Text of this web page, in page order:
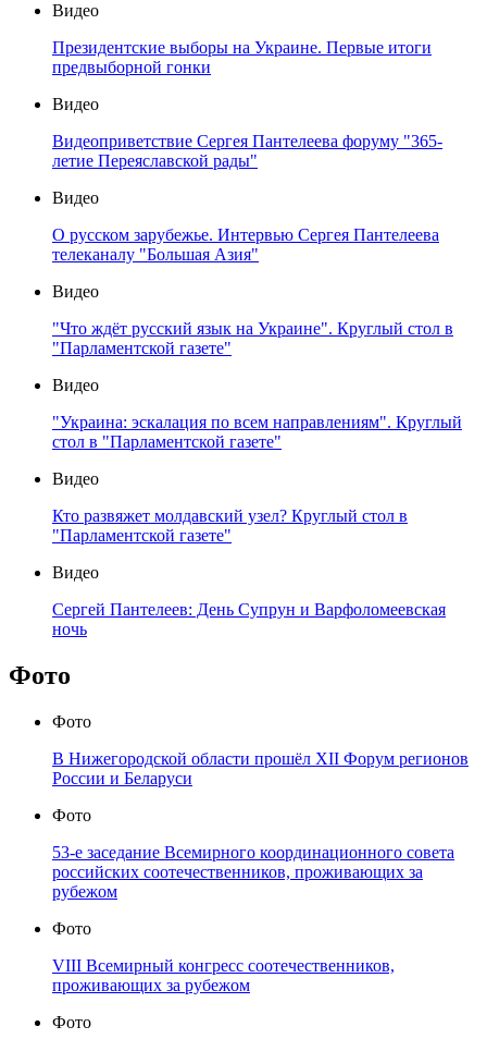
Видео
Президентские выборы на Украине. Первые итоги
предвыборной гонки
Видео
Видеоприветствие Сергея Пантелеева форуму "365-
летие Переяславской рады"
Видео
О русском зарубежье. Интервью Сергея Пантелеева
телеканалу "Большая Азия"
Видео
"Что ждёт русский язык на Украине". Круглый стол в
"Парламентской газете"
Видео
"Украина: эскалация по всем направлениям". Круглый
стол в "Парламентской газете"
Видео
Кто развяжет молдавский узел? Круглый стол в
"Парламентской газете"
Видео
Сергей Пантелеев: День Супрун и Варфоломеевская
ночь
Фото
Фото
В Нижегородской области прошёл XII Форум регионов
России и Беларуси
Фото
53-е заседание Всемирного координационного совета
российских соотечественников, проживающих за
рубежом
Фото
VIII Всемирный конгресс соотечественников,
проживающих за рубежом
Фото